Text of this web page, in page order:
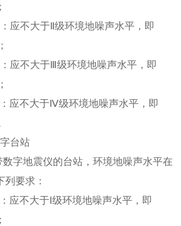
不大于Ⅱ级环境地噪声水平，即
不大于Ⅲ级环境地噪声水平，即
不大于Ⅳ级环境地噪声水平，即
台站
字地震仪的台站，环境地噪声水平在
列要求：
不大于Ⅰ级环境地噪声水平，即